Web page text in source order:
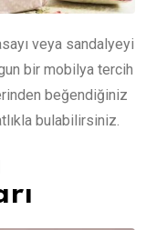
veya sandalyeyi
bir mobilya tercih
beğendiğiniz
bulabilirsiniz.